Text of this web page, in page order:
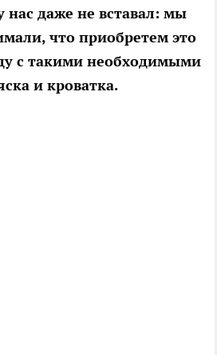
нас даже не вставал: мы
что приобретем это
с такими необходимыми
и кроватка.